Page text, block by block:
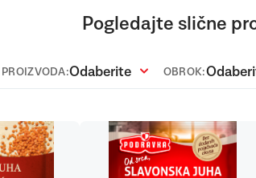
Pogledajte slične
PROIZVODA:Odaberite OBROK: